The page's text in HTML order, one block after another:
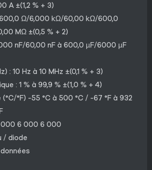
A ±(1,2 % + 3)
Ω/6,000 kΩ/60,00 kΩ/600,0
MΩ ±(0,5 % + 2)
nF/60,00 nF à 600,0 µF/6000 µF
: 10 Hz à 10 MHz ±(0,1 % + 3)
: 1 % à 99,9 % ±(1,0 % + 4)
°F) -55 °C à 500 °C / -67 °F à 932
6 000 6 000
/ diode